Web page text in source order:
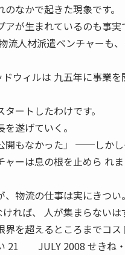
なかで起きた現象です。
が生まれているのも事
人材派遣ベンチャーも
ウィルは 九五年に事業
ートしたわけです。
遂げていく。
開もなかった」 ──しか
ーは息の根を止めら れま
物流の仕事は実にきつい。
れば、 人が集まらないは
界を超えるところまでコ
21 JULY 2008 せきね